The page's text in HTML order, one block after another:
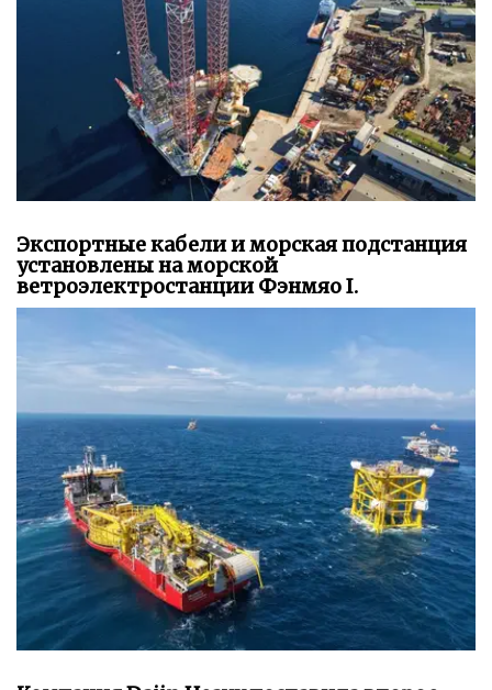
Экспортные кабели и морская подстанция
установлены на морской
ветроэлектростанции Фэнмяо I.